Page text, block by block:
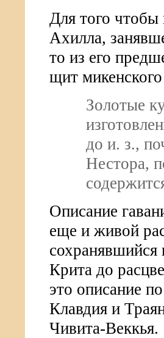
Для того чтобы
Ахилла,
то из его
щит
Золотые
до и. з.,
Нестора,
Описание
еще и живой
сохранявшийся
Крита до
это описание
Клавдия и
Чивита-Веккья.